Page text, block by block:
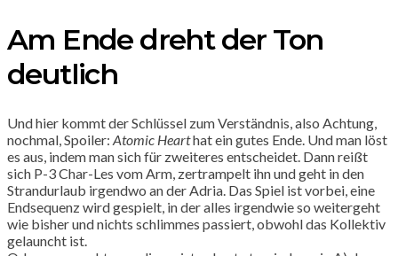
Am Ende dreht der Ton
deutlich
Und hier kommt der Schlüssel zum Verständnis, also Achtung,
nochmal, Spoiler: Atomic Hearthat ein gutes Ende. Und man löst
es aus, indem man sich für zweiteres entscheidet. Dann reißt
sich P-3 Char-Les vom Arm, zertrampelt ihn und geht in den
Strandurlaub irgendwo an der Adria. Das Spiel ist vorbei, eine
Endsequenz wird gespielt, in der alles irgendwie so weitergeht
wie bisher und nichts schlimmes passiert, obwohl das Kollektiv
gelauncht ist.